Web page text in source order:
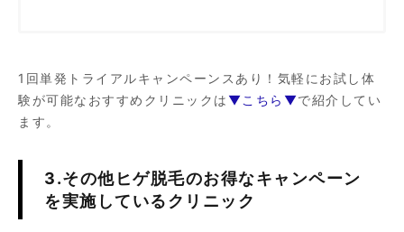
1回単発トライアルキャンペーンスあり！気軽にお試し体
験が可能なおすすめクリニックは ▼こちら▼で紹介してい
ます。
3.その他ヒゲ脱毛のお得なキャンペーン
を実施しているクリニック